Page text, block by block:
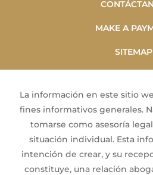
MAKE A
SITEMAP
La información en este sitio
fines informativos generales.
tomarse como asesoría
situación individual. Esta
intención de crear, y su
constituye, una relación